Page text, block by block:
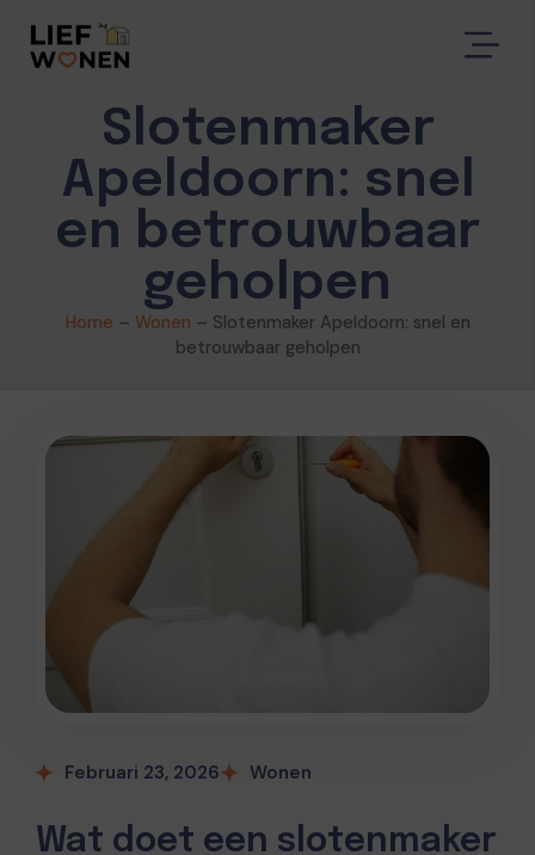
Slotenmaker
Apeldoorn: snel
en betrouwbaar
geholpen
Home – Wonen – Slotenmaker Apeldoorn: snel en
betrouwbaar geholpen
Februari 23, 2026 Wonen
Wat doet een slotenmaker